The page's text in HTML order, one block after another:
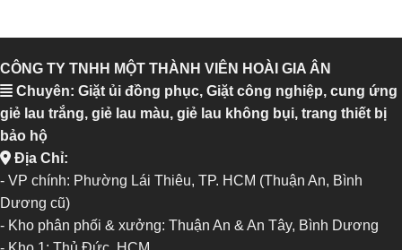
CÔNG TY TNHH MỘT THÀNH VIÊN HOÀI GIA ÂN
Chuyên: Giặt ủi đồng phục, Giặt công nghiệp, cung ứng
giẻ lau trắng, giẻ lau màu, giẻ lau không bụi, trang thiết bị
bảo hộ
Địa Chỉ:
- VP chính: Phường Lái Thiêu, TP. HCM (Thuận An, Bình
Dương cũ)
- Kho phân phối & xưởng: Thuận An & An Tây, Bình Dương